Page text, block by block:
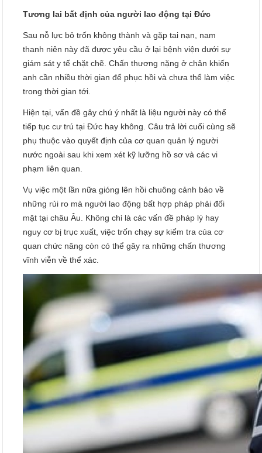
Tương lai bất định của người lao động tại Đức
Sau nỗ lực bỏ trốn không thành và gặp tai nạn, nam
thanh niên này đã được yêu cầu ở lại bệnh viện dưới sự
giám sát y tế chặt chẽ. Chấn thương nặng ở chân khiến
anh cần nhiều thời gian để phục hồi và chưa thể làm việc
trong thời gian tới.
Hiện tại, vấn đề gây chú ý nhất là liệu người này có thể
tiếp tục cư trú tại Đức hay không. Câu trả lời cuối cùng sẽ
phụ thuộc vào quyết định của cơ quan quản lý người
nước ngoài sau khi xem xét kỹ lưỡng hồ sơ và các vi
phạm liên quan.
Vụ việc một lần nữa gióng lên hồi chuông cảnh báo về
những rủi ro mà người lao động bất hợp pháp phải đối
mặt tại châu Âu. Không chỉ là các vấn đề pháp lý hay
nguy cơ bị trục xuất, việc trốn chạy sự kiểm tra của cơ
quan chức năng còn có thể gây ra những chấn thương
vĩnh viễn về thể xác.